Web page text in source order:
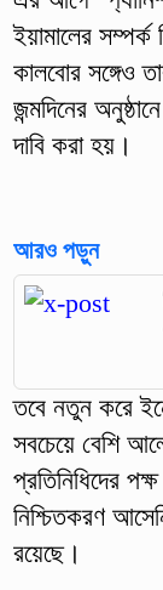
ইয়ামালের
কালবোর সঙ্গেও
জন্মদিনের
দাবি করা হয়।
আরও পড়ুন
তবে নতুন করে
সবচেয়ে বেশি
প্রতিনিধিদের
নিশ্চিতকরণ
রয়েছে।